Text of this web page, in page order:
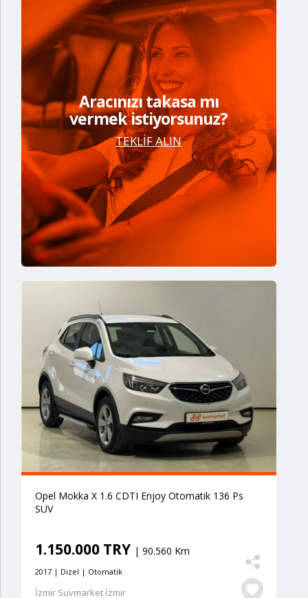
Aracınızı takasa mı
vermek istiyorsunuz?
TEKLİF ALIN
Opel Mokka X 1.6 CDTI Enjoy Otomatik 136 Ps
SUV
1.150.000 TRY | 90.560 Km
2017 | Dizel | Otomatik
İzmir Suvmarket İzmir